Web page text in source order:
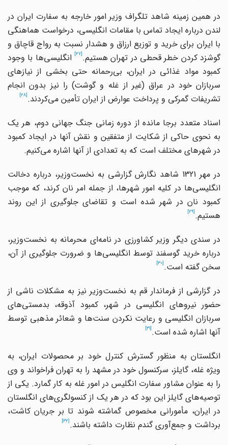
در همین زمینه شاهد تلگراف وزیر امور خارجه به سفارت ایران در
لندن درباره ایجاد تماس با مقامات انگلیسی، درخواست هماهنگی
با ایران برای خرید و توزیع ارزاق و هشدار نسبت به رواج قاچاق و
گوشزد کردن خطر قحطی در تهران هستیم.
انگلیسی‌ها با وجود
کمبود مواد غذائی در ایران، بی‌رحمانه حتی بخشی از نیازهای
سربازان خود در عراق (غیر از غله و گوشت) را نیز بدون انجام
تشریفات گمرکی و پرداخت عوارض از ایران تأمین می‌کردند.
اسناد متعدد برجا مانده از دوره زمانی جنگ جهانی دوم، هر یک
به نحوی حاکی از شکایت از متفقین و نقش آنها در ایجاد کمبود
در شهرهای مختلف است که به تعدادی از آنها اشاره می‌کنیم.
در مهر 1321 شاهد نگارش گزارشی به نخست‌وزیر، درباره دخالت
انگلیسی‌ها در کلیه امور شهرها، از جمله امر نان کرند، که موجب
کمبود نان در شهر شده است و تقاضای جلوگیری از این روند
هستیم.
در سندی دیگر وزیر کشاورزی در نامه‌ای محرمانه به نخست‌وزیر،
درباره خرید گوسفند توسط انگلیسی‌ها و ضرورت جلوگیری از آن،
سخن گفته است.
در گزارشی از فرماندار قم به نخست‌وزیر نیز به مشکلات ناشی از
حضور نیروهای انگلیسی در شهر، کمبود آذوقه، بدمستی‌های
سربازان انگلیسی و رعایت نکردن سنت‌ها و شعائر مذهبی توسط
آنها اشاره شده است.
انگلستان به منظور گسترش کنترل خود بر محصولات ایران، به
ویژه غله، گایلز، سرکنسول خود در مشهد را به تهران فراخواند و وی
را به عنوان مشاور سفارت انگلیس در امور غله به کار گمارد. یکی از
توصیه‌های گایلز این بود که در هر یک از کنسولگری‌های انگلستان
در ایران، مأمورانی مخصوص گماشته شوند تا بر جریان کاشت،
برداشت و جمع‌آوری گندم نظارت داشته باشند.